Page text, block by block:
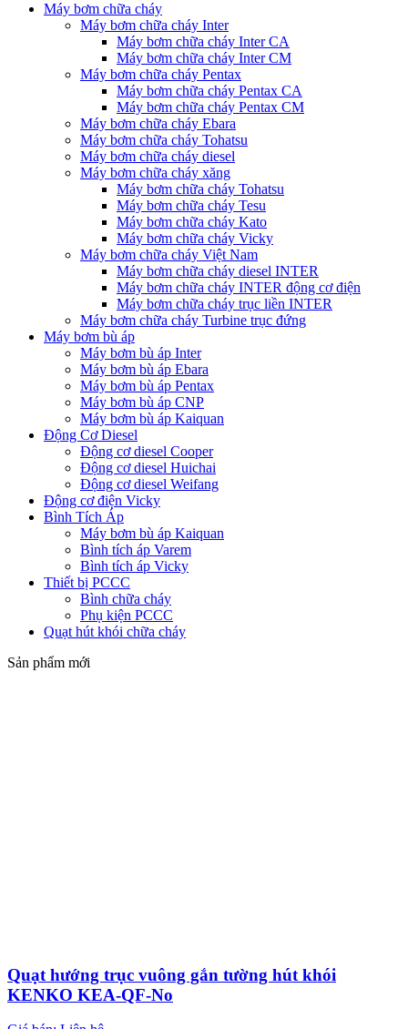
Máy bơm chữa cháy
Máy bơm chữa cháy Inter
Máy bơm chữa cháy Inter CA
Máy bơm chữa cháy Inter CM
Máy bơm chữa cháy Pentax
Máy bơm chữa cháy Pentax CA
Máy bơm chữa cháy Pentax CM
Máy bơm chữa cháy Ebara
Máy bơm chữa cháy Tohatsu
Máy bơm chữa cháy diesel
Máy bơm chữa cháy xăng
Máy bơm chữa cháy Tohatsu
Máy bơm chữa cháy Tesu
Máy bơm chữa cháy Kato
Máy bơm chữa cháy Vicky
Máy bơm chữa cháy Việt Nam
Máy bơm chữa cháy diesel INTER
Máy bơm chữa cháy INTER động cơ điện
Máy bơm chữa cháy trục liền INTER
Máy bơm chữa cháy Turbine trục đứng
Máy bơm bù áp
Máy bơm bù áp Inter
Máy bơm bù áp Ebara
Máy bơm bù áp Pentax
Máy bơm bù áp CNP
Máy bơm bù áp Kaiquan
Động Cơ Diesel
Động cơ diesel Cooper
Động cơ diesel Huichai
Động cơ diesel Weifang
Động cơ điện Vicky
Bình Tích Áp
Máy bơm bù áp Kaiquan
Bình tích áp Varem
Bình tích áp Vicky
Thiết bị PCCC
Bình chữa cháy
Phụ kiện PCCC
Quạt hút khói chữa cháy
Sản phẩm mới
Quạt hướng trục vuông gắn tường hút khói
KENKO KEA-QF-No